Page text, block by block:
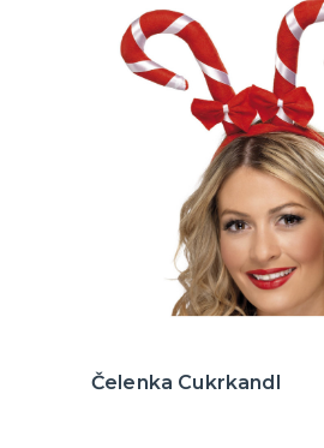
Čelenka Cukrkandl